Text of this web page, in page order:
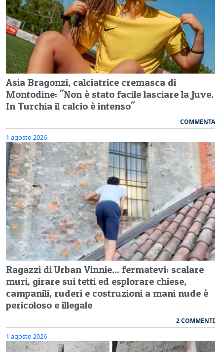
Asia Bragonzi, calciatrice cremasca di
Montodine: "Non è stato facile lasciare la Juve.
In Turchia il calcio è intenso"
COMMENTA
1 agosto 2026
Ragazzi di Urban Vinnie... fermatevi: scalare
muri, girare sui tetti ed esplorare chiese,
campanili, ruderi e costruzioni a mani nude è
pericoloso e illegale
2 COMMENTI
1 agosto 2026